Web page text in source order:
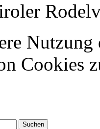
Nutzung
Cookies